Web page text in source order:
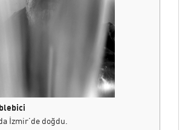
İzmir’de doğdu.